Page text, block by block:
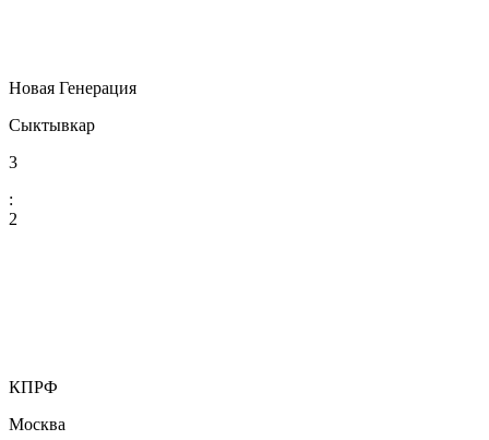
Новая Генерация
Сыктывкар
3
:
2
КПРФ
Москва